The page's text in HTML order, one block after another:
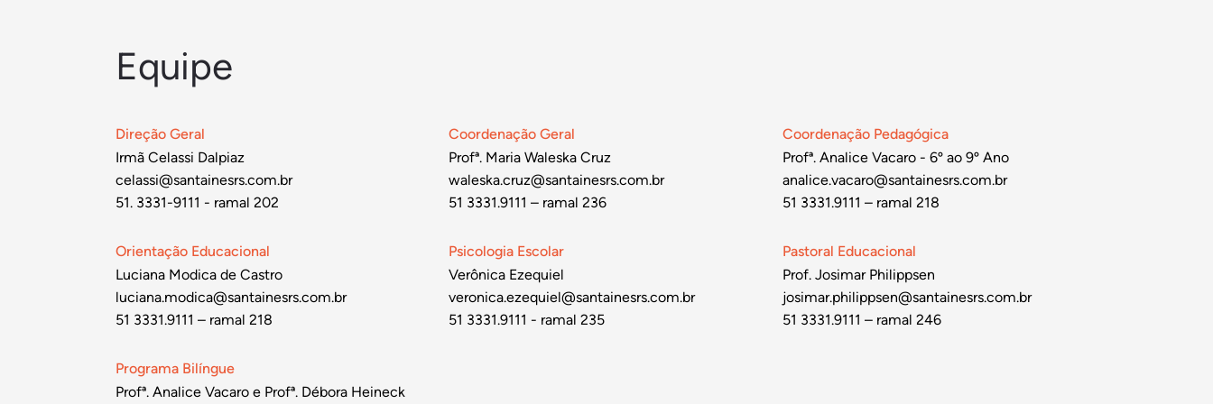
Equipe
Direção Geral
Irmã Celassi Dalpiaz
celassi@santainesrs.com.br
51. 3331-9111 - ramal 202
Coordenação Geral
Profª. Maria Waleska Cruz
waleska.cruz@santainesrs.com.br
51 3331.9111 – ramal 236
Coordenação Pedagógica
Profª. Analice Vacaro - 6º ao 9º Ano
analice.vacaro@santainesrs.com.br
51 3331.9111 – ramal 218
Orientação Educacional
Luciana Modica de Castro
luciana.modica@santainesrs.com.br
51 3331.9111 – ramal 218
Psicologia Escolar
Verônica Ezequiel
veronica.ezequiel@santainesrs.com.br
51 3331.9111 - ramal 235
Pastoral Educacional
Prof. Josimar Philippsen
josimar.philippsen@santainesrs.com.br
51 3331.9111 – ramal 246
Programa Bilíngue
Profª. Analice Vacaro e Profª. Débora Heineck